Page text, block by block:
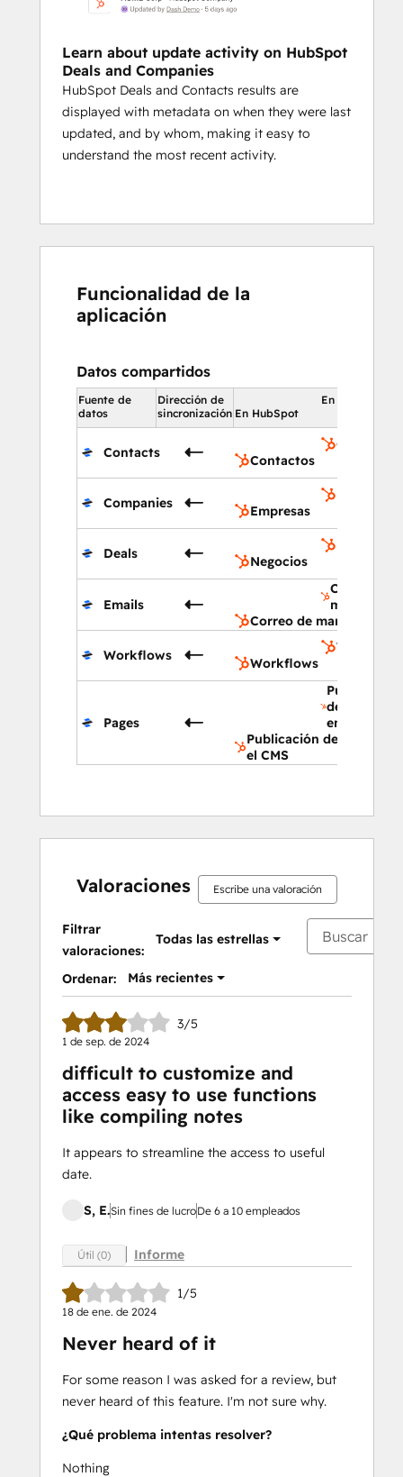
Learn about update activity on HubSpot
Deals and Companies
HubSpot Deals and Contacts results are
displayed with metadata on when they were last
updated, and by whom, making it easy to
understand the most recent activity.
Funcionalidad de la
aplicación
Datos compartidos
Fuente de
datos
Dirección de
sincronización
En HubSpot
En HubSpot
Contacts
Contactos
Contactos
Companies
Empresas
Deals
Negocios
Emails
Correo de
marketing
Correo de marketing
Workflows
Workflows
Pages
Publicación
de páginas
en el CMS
Publicación de páginas
el CMS
Valoraciones Escribe una valoración
Filtrar
valoraciones:
Todas las estrellas
Ordenar: Más recientes
3/5
1 de sep. de 2024
difficult to customize and
access easy to use functions
like compiling notes
It appears to streamline the access to useful
date.
S, E.Sin fines de lucroDe 6 a 10 empleados
Útil (0) Informe
1/5
18 de ene. de 2024
Never heard of it
For some reason I was asked for a review, but
never heard of this feature. I'm not sure why.
¿Qué problema intentas resolver?
Nothing